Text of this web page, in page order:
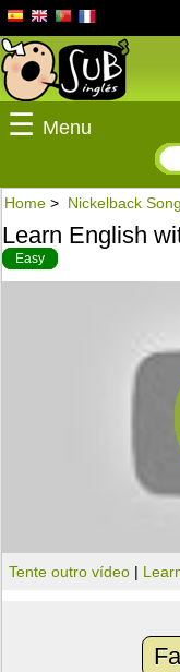
☰ Menu
Home > Nickelback
Learn English
Easy
Tente outro vídeo |